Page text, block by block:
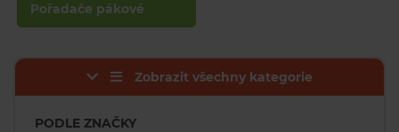
Pořadače pákové
Zobrazit všechny kategorie
PODLE ZNAČKY